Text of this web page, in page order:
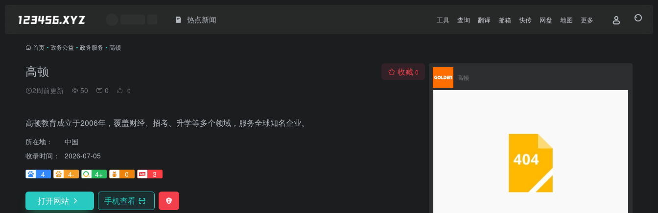
热点新闻 工具 查询 翻译 邮箱 快传 网盘 地图 更多
首页 • 政务公益 • 政务服务 • 高顿
高顿
2周前更新 50 0 0
收藏 0
高顿教育成立于2006年，覆盖财经、招考、升学等多个领域，服务全球知名企业。
所在地：
中国
收录时间：
2026-07-05
4
4- 4+ 0 3
打开网站 手机查看
高顿